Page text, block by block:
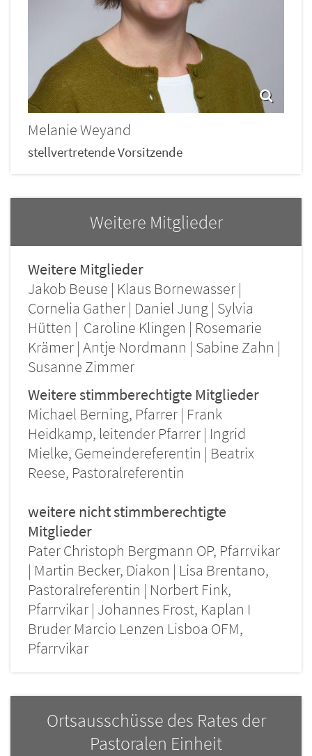
MelanieWeyand
stellvertretende Vorsitzende
Weitere Mitglieder
Weitere Mitglieder
Jakob Beuse | Klaus Bornewasser |
Cornelia Gather | Daniel Jung | Sylvia
Hütten | Caroline Klingen | Rosemarie
Krämer | Antje Nordmann | Sabine Zahn |
Susanne Zimmer
Weitere stimmberechtigte Mitglieder
Michael Berning, Pfarrer | Frank
Heidkamp, leitender Pfarrer | Ingrid
Mielke, Gemeindereferentin | Beatrix
Reese, Pastoralreferentin
weitere nicht stimmberechtigte
Mitglieder
Pater Christoph Bergmann OP, Pfarrvikar
| Martin Becker, Diakon | Lisa Brentano,
Pastoralreferentin | Norbert Fink,
Pfarrvikar | Johannes Frost, Kaplan I
Bruder Marcio Lenzen Lisboa OFM,
Pfarrvikar
Ortsausschüsse des Rates der
Pastoralen Einheit